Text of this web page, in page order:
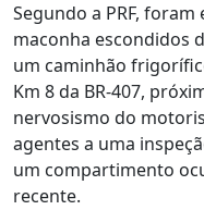
Segundo a PRF,
maconha escondidos
um caminhão
Km 8 da BR-407,
nervosismo do
agentes a uma
um compartimento
recente.